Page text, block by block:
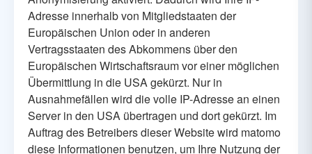
Adresse innerhalb von Mitgliedstaaten der
Europäischen Union oder in anderen
Vertragsstaaten des Abkommens über den
Europäischen Wirtschaftsraum vor einer möglichen
Übermittlung in die USA gekürzt. Nur in
Ausnahmefällen wird die volle IP-Adresse an einen
Server in den USA übertragen und dort gekürzt. Im
Auftrag des Betreibers dieser Website wird matomo
diese Informationen benutzen, um Ihre Nutzung der